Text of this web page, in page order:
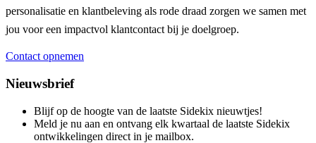
personalisatie en klantbeleving als rode draad zorgen we samen met
jou voor een impactvol klantcontact bij je doelgroep.
Contact opnemen
Nieuwsbrief
Blijf op de hoogte van de laatste Sidekix nieuwtjes!
Meld je nu aan en ontvang elk kwartaal de laatste Sidekix
ontwikkelingen direct in je mailbox.